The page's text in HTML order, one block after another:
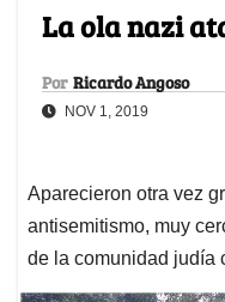
La ola nazi
Por Ricardo Angoso
NOV 1, 2019
Aparecieron otra vez
antisemitismo, muy
de la comunidad judía